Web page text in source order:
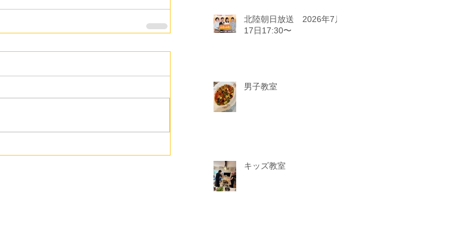
北陸朝日放送 2026年7月
17日17:30〜
男子教室
キッズ教室